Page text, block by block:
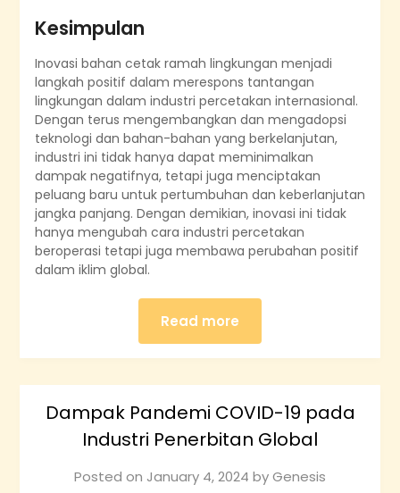
Kesimpulan
Inovasi bahan cetak ramah lingkungan menjadi
langkah positif dalam merespons tantangan
lingkungan dalam industri percetakan internasional.
Dengan terus mengembangkan dan mengadopsi
teknologi dan bahan-bahan yang berkelanjutan,
industri ini tidak hanya dapat meminimalkan
dampak negatifnya, tetapi juga menciptakan
peluang baru untuk pertumbuhan dan keberlanjutan
jangka panjang. Dengan demikian, inovasi ini tidak
hanya mengubah cara industri percetakan
beroperasi tetapi juga membawa perubahan positif
dalam iklim global.
Read more
Dampak Pandemi COVID-19 pada
Industri Penerbitan Global
Posted on January 4, 2024 byGenesis